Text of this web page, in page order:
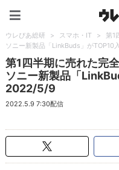
ウレぴあ総研 > スマホ・IT >
第1
ソニー新製品「LinkBuds」が
第1四半期に売れた完
ソニー新製品「
2022/5/9
2022.5.9 7:30配信